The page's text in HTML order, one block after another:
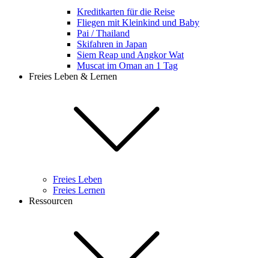
Kreditkarten für die Reise
Fliegen mit Kleinkind und Baby
Pai / Thailand
Skifahren in Japan
Siem Reap und Angkor Wat
Muscat im Oman an 1 Tag
Freies Leben & Lernen
Freies Leben
Freies Lernen
Ressourcen